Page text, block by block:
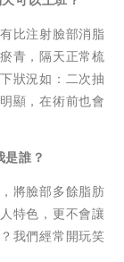
比注射臉部消脂
青，隔天正常梳
狀況如：二次抽
顯，在術前也會
誰？
將臉部多餘脂肪
特色，更不會讓
我們經常開玩笑